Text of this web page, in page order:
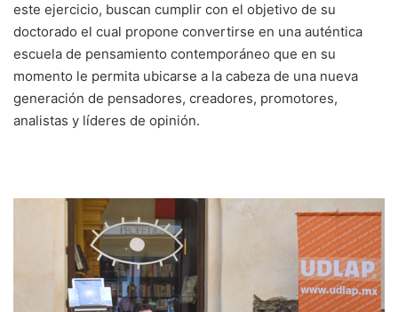
este ejercicio, buscan cumplir con el objetivo de su
doctorado el cual propone convertirse en una auténtica
escuela de pensamiento contemporáneo que en su
momento le permita ubicarse a la cabeza de una nueva
generación de pensadores, creadores, promotores,
analistas y líderes de opinión.